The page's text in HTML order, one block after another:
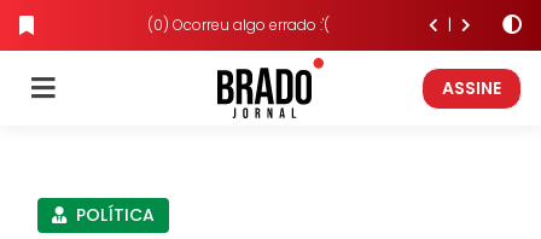
(0) Ocorreu algo errado :'(
ASSINE
POLÍTICA